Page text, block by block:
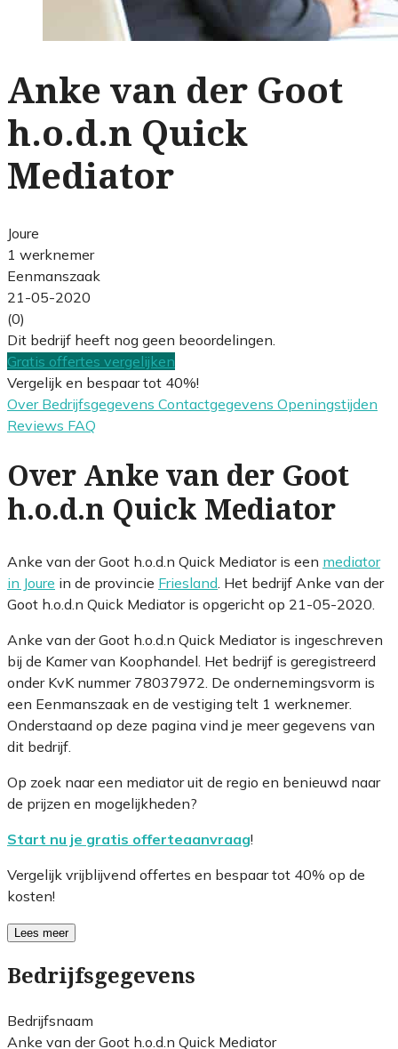
Anke van der Goot
h.o.d.n Quick
Mediator
Joure
1 werknemer
Eenmanszaak
21-05-2020
(0)
Dit bedrijf heeft nog geen beoordelingen.
Gratis offertes vergelijken
Vergelijk en bespaar tot 40%!
Over Bedrijfsgegevens Contactgegevens Openingstijden
Reviews FAQ
Over Anke van der Goot
h.o.d.n Quick Mediator
Anke van der Goot h.o.d.n Quick Mediator is een mediator
in Joure in de provincie Friesland . Het bedrijf Anke van der
Goot h.o.d.n Quick Mediator is opgericht op 21-05-2020.
Anke van der Goot h.o.d.n Quick Mediator is ingeschreven
bij de Kamer van Koophandel. Het bedrijf is geregistreerd
onder KvK nummer 78037972. De ondernemingsvorm is
een Eenmanszaak en de vestiging telt 1 werknemer.
Onderstaand op deze pagina vind je meer gegevens van
dit bedrijf.
Op zoek naar een mediator uit de regio en benieuwd naar
de prijzen en mogelijkheden?
Start nu je gratis offerteaanvraag!
Vergelijk vrijblijvend offertes en bespaar tot 40% op de
kosten!
Lees meer
Bedrijfsgegevens
Bedrijfsnaam
Anke van der Goot h.o.d.n Quick Mediator